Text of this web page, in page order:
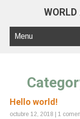
WORLD
Menu
Hello world!
octubre 12, 2018 1